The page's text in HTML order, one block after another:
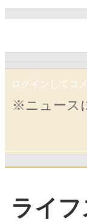
ログインしてコ
※ニュース
ライ